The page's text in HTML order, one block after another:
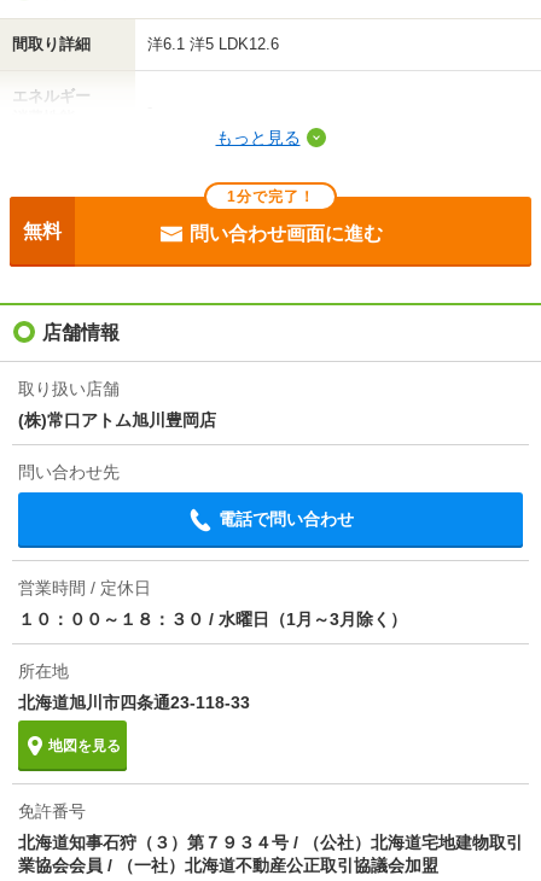
間取り詳細 洋6.1 洋5 LDK12.6
エネルギー
目安光熱費
入居
損保 -
保証会社
額の２．５％
ほか初期費用
ハウスクリーニング ９００００円税込 ペット礼
金 １ヶ月）
その他諸費用
０円／月額
情報更新日
物件備考
JR石北本線 新旭川駅徒歩17分/24時間管理費には火災
保険料が含まれております。
もっと見る
1分で完了！
無料 問い合わせ画面に進む
店舗情報
取り扱い店舗
(株)常口アトム旭川豊岡店
問い合わせ先
電話で問い合わせ
営業時間 / 定休日
１０：００～１８：３０ / 水曜日（1月～3月除く）
所在地
北海道旭川市四条通23-118-33
地図を見る
免許番号
北海道知事石狩（３）第７９３４号 / （公社）北海道宅地建物取引
業協会会員 / （一社）北海道不動産公正取引協議会加盟